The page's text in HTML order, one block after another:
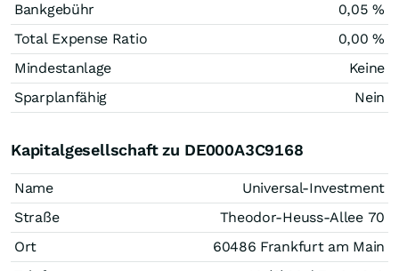
Bankgebühr
0,05 %
Total Expense Ratio
0,00 %
Mindestanlage
Keine
Sparplanfähig
Nein
Kapitalgesellschaft zu DE000A3C9168
Name
Universal-Investment
Straße
Theodor-Heuss-Allee 70
Ort
60486 Frankfurt am Main